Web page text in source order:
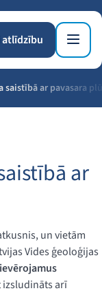
atlīdzību
saistībā ar pavasara
ar
un vietām
Vides ģeoloģijas
ievērojamus
izsludināts arī